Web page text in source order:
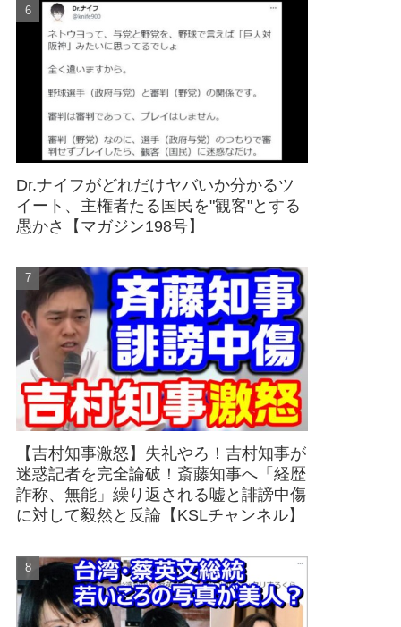
Dr.ナイフがどれだけヤバいか分かるツ
イート、主権者たる国民を"観客"とする
愚かさ【マガジン198号】
【吉村知事激怒】失礼やろ！吉村知事が
迷惑記者を完全論破！斎藤知事へ「経歴
詐称、無能」繰り返される嘘と誹謗中傷
に対して毅然と反論【KSLチャンネル】